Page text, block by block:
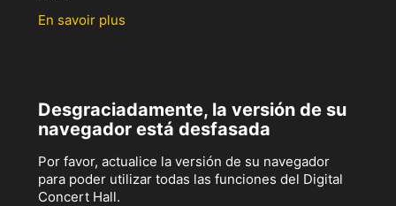
En savoir plus
Desgraciadamente, la versión de su
navegador está desfasada
Por favor, actualice la versión de su navegador
para poder utilizar todas las funciones del Digital
Concert Hall.